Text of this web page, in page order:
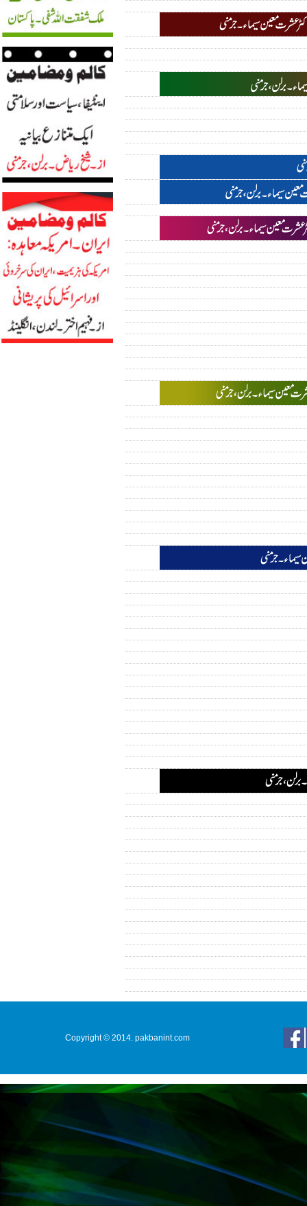
Copyright © 2014. pakbanint.com